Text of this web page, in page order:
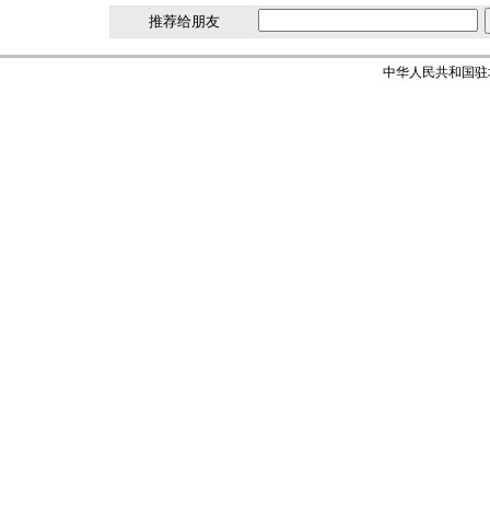
推荐给朋友
中华人民共和国